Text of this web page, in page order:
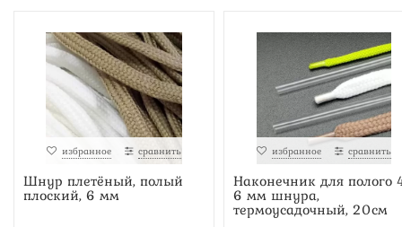
избранное сравнить
Шнур плетёный, полый
плоский, 6 мм
избранное сравнить
Наконечник для полого
6 мм шнура,
термоусадочный, 20см